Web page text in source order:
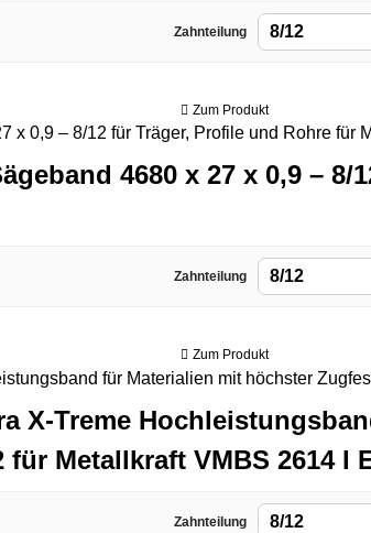
Zahnteilung 8/12
Zum Produkt
4680 x 27 x 0,9 –
Zahnteilung 8/12
Zum Produkt
X-Treme
Metallkraft VMBS 2614 I
Zahnteilung 8/12